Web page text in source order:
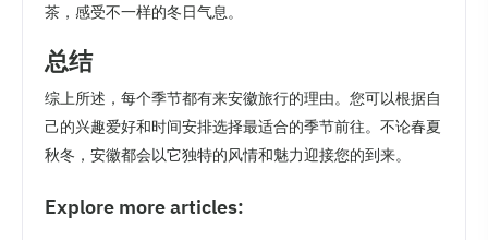
茶，感受不一样的冬日气息。
总结
综上所述，每个季节都有来安徽旅行的理由。您可以根据自
己的兴趣爱好和时间安排选择最适合的季节前往。不论春夏
秋冬，安徽都会以它独特的风情和魅力迎接您的到来。
Explore more articles: